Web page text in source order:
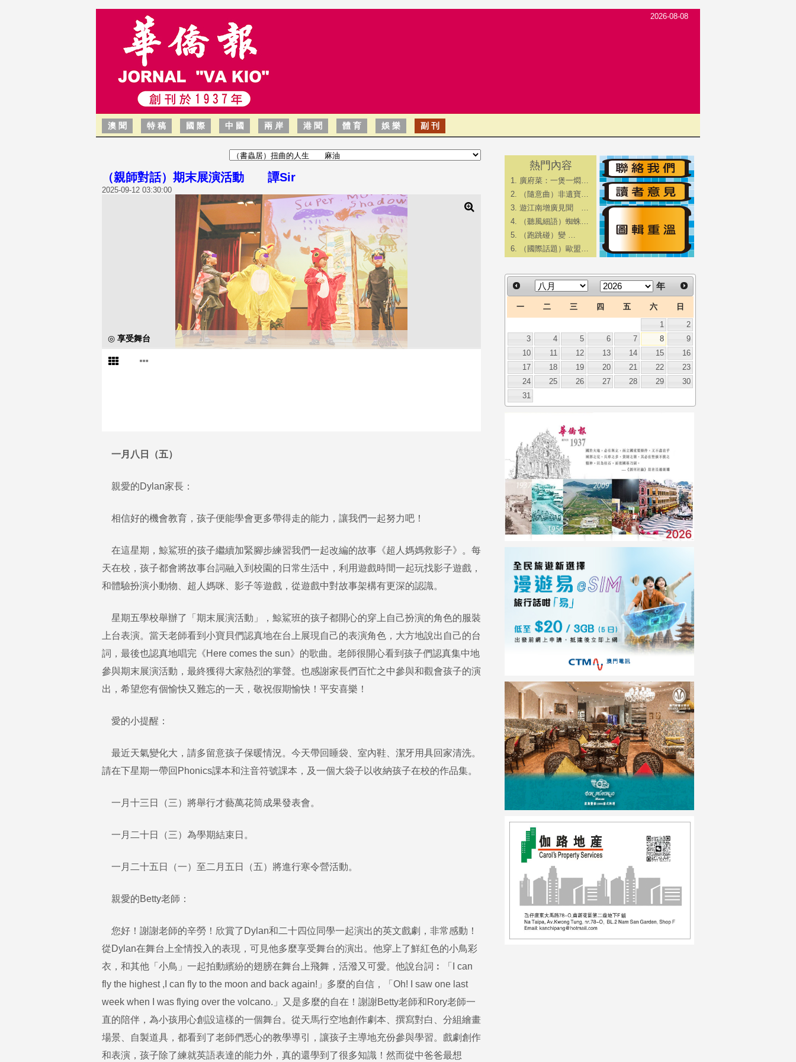
2026-08-08
澳 聞 特 稿 國 際 中 國 兩 岸 港 聞 體 育 娛 樂 副 刊
（親師對話）期末展演活動 譚Sir
2025-09-12 03:30:00
◎ 享受舞台
一月八日（五）
親愛的Dylan家長：
相信好的機會教育，孩子便能學會更多帶得走的能力，讓我們一起努力吧！
在這星期，鯨鯊班的孩子繼續加緊腳步練習我們一起改編的故事《超人媽媽救影子》。每
天在校，孩子都會將故事台詞融入到校園的日常生活中，利用遊戲時間一起玩找影子遊戲，
和體驗扮演小動物、超人媽咪、影子等遊戲，從遊戲中對故事架構有更深的認識。
星期五學校舉辦了「期末展演活動」，鯨鯊班的孩子都開心的穿上自己扮演的角色的服裝
上台表演。當天老師看到小寶貝們認真地在台上展現自己的表演角色，大方地說出自己的台
詞，最後也認真地唱完《Here comes the sun》的歌曲。老師很開心看到孩子們認真集中地
參與期末展演活動，最終獲得大家熱烈的掌聲。也感謝家長們百忙之中參與和觀會孩子的演
出，希望您有個愉快又難忘的一天，敬祝假期愉快！平安喜樂！
愛的小提醒：
最近天氣變化大，請多留意孩子保暖情況。今天帶回睡袋、室內鞋、潔牙用具回家清洗。
請在下星期一帶回Phonics課本和注音符號課本，及一個大袋子以收納孩子在校的作品集。
一月十三日（三）將舉行才藝萬花筒成果發表會。
一月二十日（三）為學期結束日。
一月二十五日（一）至二月五日（五）將進行寒令營活動。
親愛的Betty老師：
您好！謝謝老師的辛勞！欣賞了Dylan和二十四位同學一起演出的英文戲劇，非常感動！
從Dylan在舞台上全情投入的表現，可見他多麼享受舞台的演出。他穿上了鮮紅色的小鳥彩
衣，和其他「小鳥」一起拍動繽紛的翅膀在舞台上飛舞，活潑又可愛。他說台詞︰「I can
fly the highest ,I can fly to the moon and back again!」多麼的自信，「Oh! I saw one last
week when I was flying over the volcano.」又是多麼的自在！謝謝Betty老師和Rory老師一
直的陪伴，為小孩用心創設這樣的一個舞台。從天馬行空地創作劇本、撰寫對白、分組繪畫
場景、自製道具，都看到了老師們悉心的教學導引，讓孩子主導地充份參與學習。戲劇創作
和表演，孩子除了練就英語表達的能力外，真的還學到了很多知識！然而從中爸爸最想
熱門內容
廣府菜：一煲一燜…
（隨意曲）非遺寶…
遊江南增廣見聞 …
（聽風細語）蜘蛛…
（跑跳碰）變 …
（國際話題）歐盟…
年
一 二 三 四 五 六 日
1
2
3
4 5 6 7 8
9
10
11 12 13 14 15
16
17
18 19 20 21 22
23
24
25 26 27 28 29
30
31